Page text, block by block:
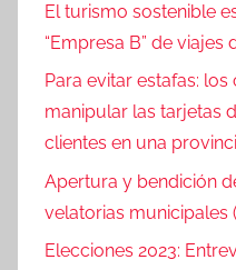
El turismo sostenible
“Empresa B” de viajes
Para evitar estafas:
manipular las tarjetas
clientes en una
Apertura y bendición
velatorias municipales
Elecciones 2023: